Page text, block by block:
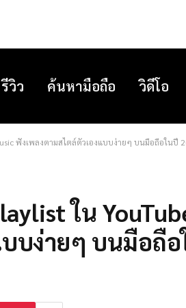
รีวิว ค้นหามือถือ วิดีโอ
ฟังเพลงตามสไตล์ตัวเองแบบง่ายๆ บนมือถือในปี
ใน
บง่ายๆ บนมือถื